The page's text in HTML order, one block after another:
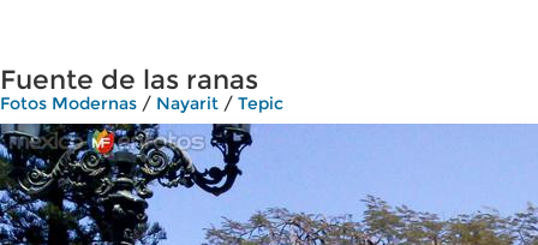
Fuente de las ranas
Fotos Modernas / Nayarit / Tepic